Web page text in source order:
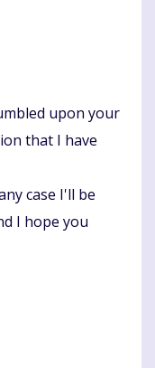
upon your
that I have
case I'll be
I hope you